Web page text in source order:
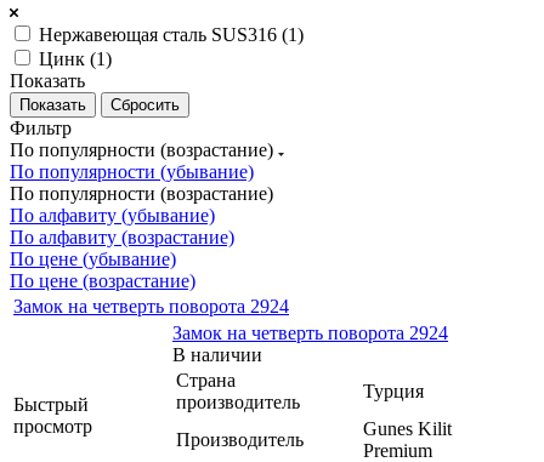
Нержавеющая сталь SUS316 (1)
Цинк (1)
Показать
Сбросить
Фильтр
По популярности (возрастание)
По популярности (убывание)
По популярности (возрастание)
По алфавиту (убывание)
По алфавиту (возрастание)
По цене (убывание)
По цене (возрастание)
Замок на четверть поворота 2924
Быстрый
просмотр
Замок на четверть поворота 2924
В наличии
Страна
производитель
Турция
Производитель
Gunes Kilit
Premium